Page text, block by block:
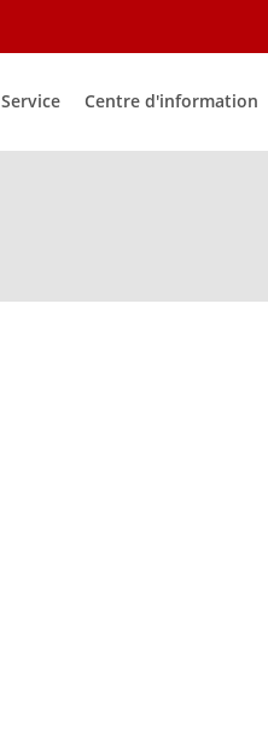
Service Centre d'information